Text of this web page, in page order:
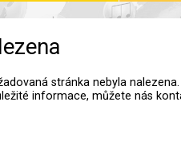
stránka nebyla nalezena.
informace, můžete nás